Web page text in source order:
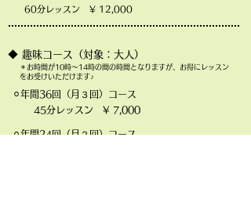
60分レッスン ¥ 12,000
◆ 趣味コース（対象：大人）
＊お時間が10時〜14時の間の時間となりますが、お得にレッスン
をお受けいただけます♪
⚪︎年間36回（月３回） コース
45分レッスン ¥ 7,000
⚪︎年間24回（月２回）コース